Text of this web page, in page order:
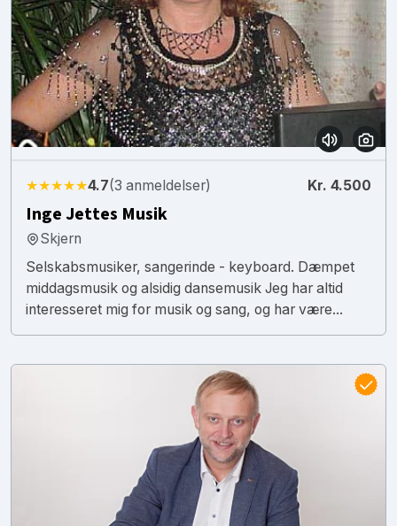
★★★★★4.7(3 anmeldelser) Kr. 4.500
Inge Jettes Musik
Skjern
Selskabsmusiker, sangerinde - keyboard. Dæmpet
middagsmusik og alsidig dansemusik Jeg har altid
interesseret mig for musik og sang, og har være...